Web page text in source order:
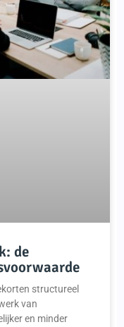
de
structureel
van
en minder